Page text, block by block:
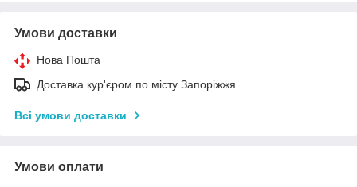
Умови доставки
Нова Пошта
Доставка кур'єром по місту Запоріжжя
Всі умови доставки
Умови оплати